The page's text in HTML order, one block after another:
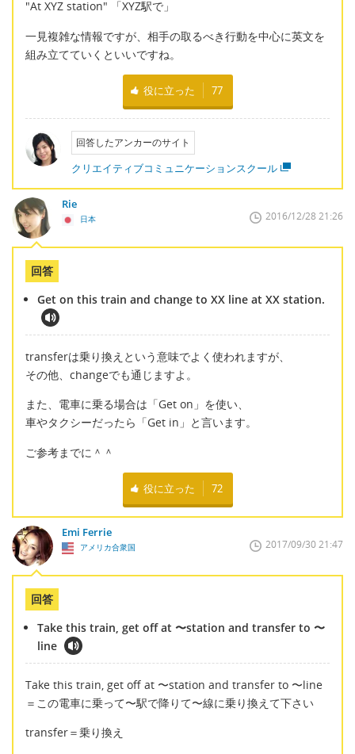
"At XYZ station" 「XYZ駅で」
一見複雑な情報ですが、相手の取るべき行動を中心に英文を
組み立てていくといいですね。
役に立った 77
回答したアンカーのサイト
クリエイティブコミュニケーションスクール
Rie
日本 2016/12/28 21:26
回答
Get on this train and change to XX line at XX station.
transferは乗り換えという意味でよく使われますが、
その他、changeでも通じますよ。
また、電車に乗る場合は「Get on」を使い、
車やタクシーだったら「Get in」と言います。
ご参考までに＾＾
役に立った 72
Emi Ferrie
アメリカ合衆国 2017/09/30 21:47
回答
Take this train, get off at 〜station and transfer to 〜
line
Take this train, get off at 〜station and transfer to 〜line
＝この電車に乗って〜駅で降りて〜線に乗り換えて下さい
transfer＝乗り換え